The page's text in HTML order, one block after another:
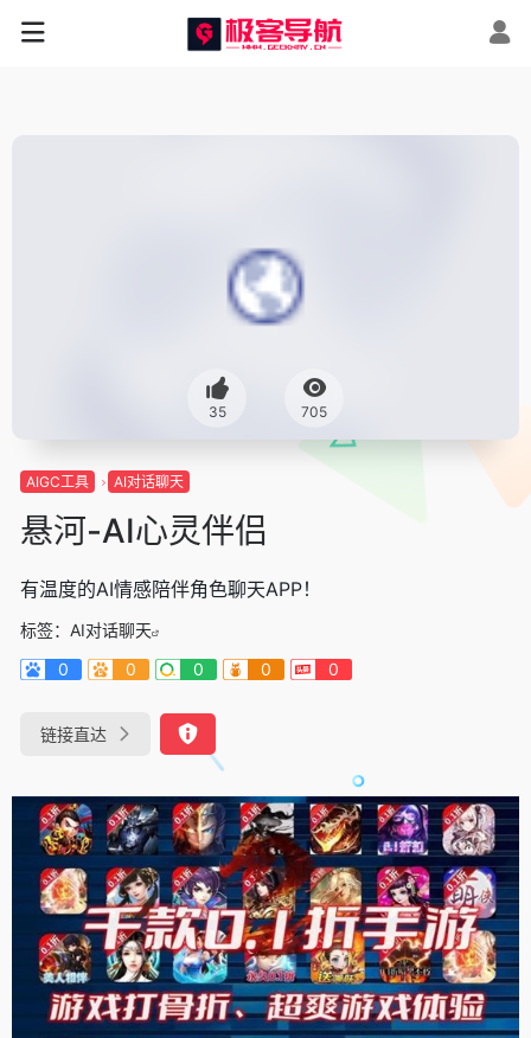
35 705
AIGC工具 AI对话聊天
悬河-AI心灵伴侣
有温度的AI情感陪伴角色聊天APP！
标签： AI对话聊天
0
0 0 0 0
链接直达